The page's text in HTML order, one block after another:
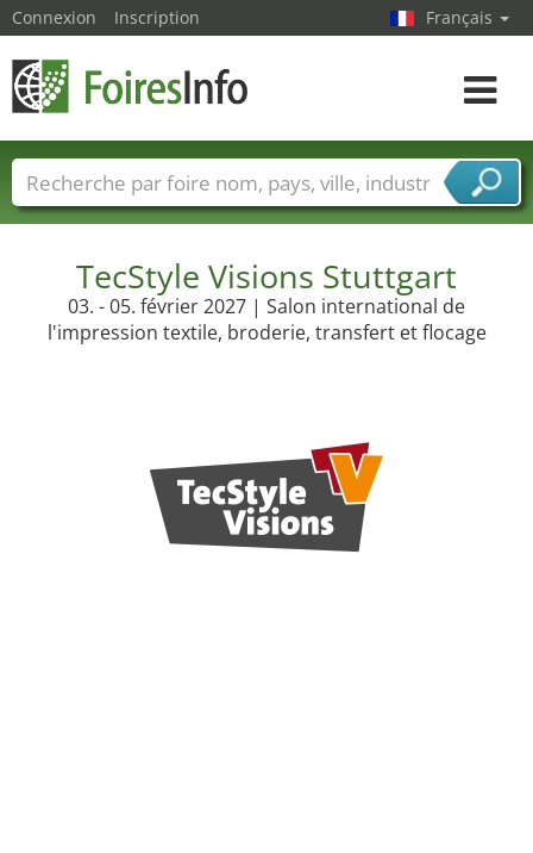
TecStyle Visions Stuttgart
03. - 05. février 2027 | Salon international de
l'impression textile, broderie, transfert et flocage
Connexion Inscription Français
Toggle
Foire noms Pays Villes
Secteurs de foire